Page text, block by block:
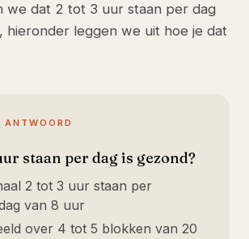
we dat 2 tot 3 uur staan per dag
hieronder leggen we uit hoe je dat
staan per dag is gezond?
2 tot 3 uur staan per
van 8 uur
over 4 tot 5 blokken van 20